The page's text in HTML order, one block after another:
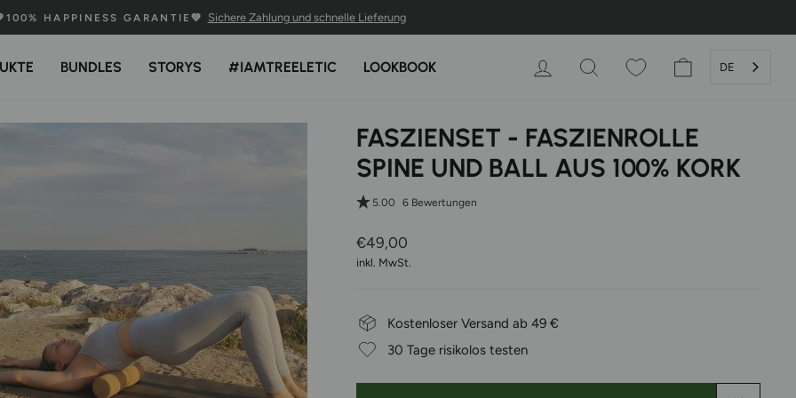
Pause
HAPPINESS GARANTIE💚 Sichere Zahlung und schnelle Lieferung
BUNDLES STORYS #IAMTREELETIC LOOKBOOK EINLOGGEN
SUCHE WARENKORB
DE
FASZIENSET - FASZIENROLLE
SPINE UND BALL AUS 100% KORK
5.00 6 Bewertungen
Normaler
Preis
€49,00
inkl. MwSt.
Kostenloser Versand ab 49 €
30 Tage risikolos testen